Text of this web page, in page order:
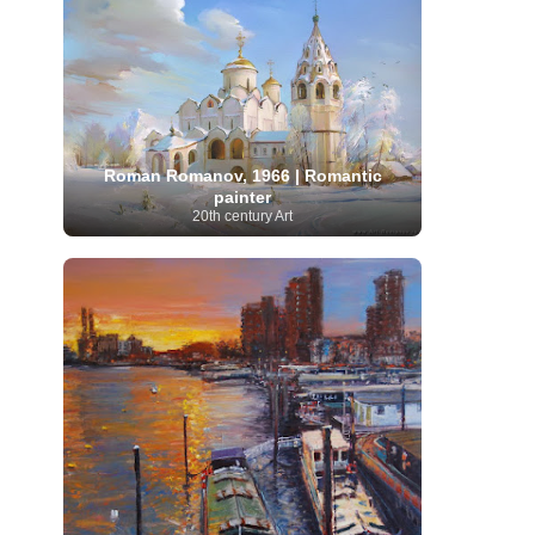
Senegalese Artist (1) Serbian Artist
Singaporean Art
(5) Sitemaps (80)
art (1) Slovenian Art (1) Sotheby's (15)
South
African Art
(8) Spanish Art (273)
Surrealism (440) Swedish Art (58)
Swiss Art
(63) Symbolist Art (152)
Syrian Artist (3) Taiwanese Artist (11) Tate
Britain
(7) Thailand Artist (2)
The Samuel
Kress Collection (1) Tibetan Artist (2) Turkish
art (23) Uffizi Gallery (16) Ukrainian Art
Uzbekistan Art Van Gogh Museum
(15)
Vatican Museums
(6) Venezuelan Art
(6)
Verist painter
(19)
Victoria and Albert
Museum (1) Vietnamese Art (26) Vincent
van Gogh (49) Wassily Kandinsky (25)
Welsh Art (1) Whitney Museum of American Art
(1) Women Artists (1109) Youtube
(68)
Roman Romanov, 1966 | Romantic
painter
20th century Art